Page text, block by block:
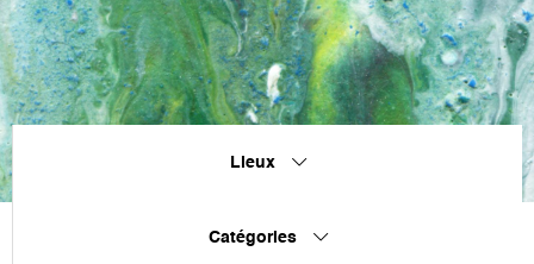
Lieux
Catégories